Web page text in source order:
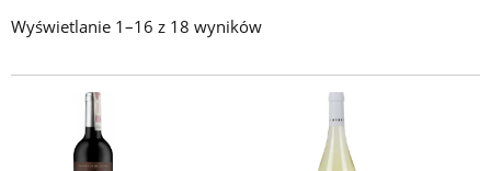
Wyświetlanie 1–16 z 18 wyników